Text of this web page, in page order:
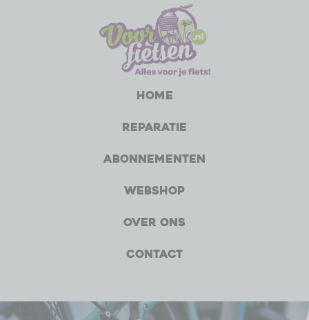
Home
Reparatie
Abonnementen
Webshop
Over ons
Contact